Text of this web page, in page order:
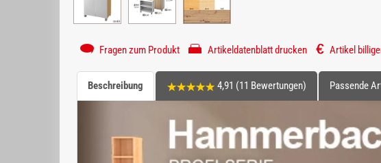
Fragen zum Produkt Artikeldatenblatt drucken Artikel
Beschreibung 4,91 (11 Bewertungen) Passende